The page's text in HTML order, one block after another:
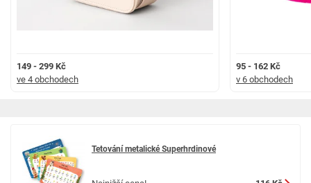
149 - 299 Kč
ve 4 obchodech
95 - 162 Kč
v 6 obchodech
Tetování metalické Superhrdinové